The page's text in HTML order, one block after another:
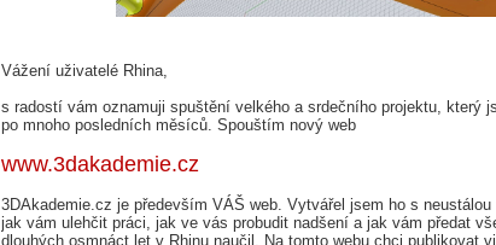
Vážení uživatelé Rhina,
s radostí vám oznamuji spuštění velkého a srdečního projektu, který
po mnoho posledních měsíců. Spouštím nový web
www.3dakademie.cz
3DAkademie.cz je především VÁŠ web. Vytvářel jsem ho s
jak vám ulehčit práci, jak ve vás probudit nadšení a jak vám předat
dlouhých osmnáct let v Rhinu naučil. Na tomto webu chci publikovat